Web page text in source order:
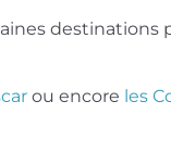
ou encore les